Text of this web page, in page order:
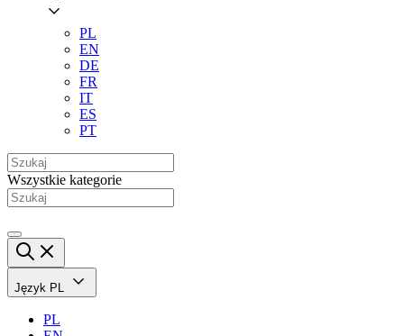
PL
EN
DE
FR
IT
ES
PT
Wszystkie kategorie
Język PL
PL